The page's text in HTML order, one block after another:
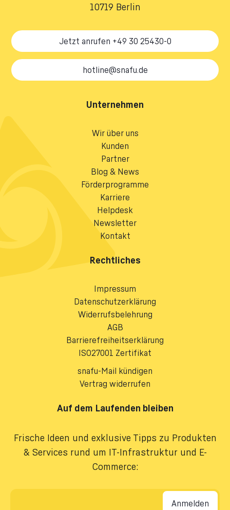
10719 Berlin
Jetzt anrufen +49 30 25430-0
hotline@snafu.de
Unternehmen
Wir über uns
Kunden
Partner
Blog & News
Förderprogramme
Karriere
Helpdesk
Newsletter
Kontakt
Rechtliches
Impressum
Datenschutzerklärung
Widerrufsbelehrung
AGB
Barrierefreiheitserklärung
ISO27001 Zertifikat
snafu-Mail kündigen
Vertrag widerrufen
Auf dem Laufenden bleiben
Frische Ideen und exklusive Tipps zu Produkten
& Services rund um IT-Infrastruktur und E-
Commerce:
E-Mail-Adresse